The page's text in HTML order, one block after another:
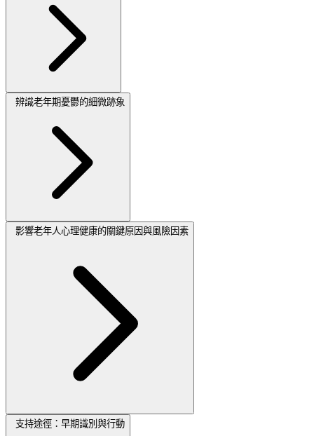
辨識老年期憂鬱的細微跡象
影響老年人心理健康的關鍵原因與風險因素
支持途徑：早期識別與行動